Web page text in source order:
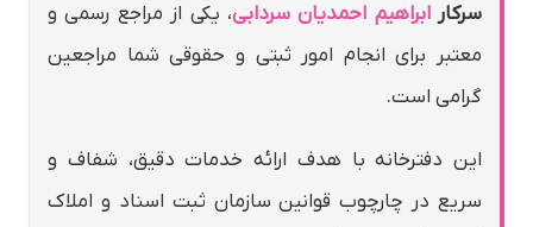
سرکارابراهيم احمديان سردابي، یکی از مراجع رسمی و
معتبر برای انجام امور ثبتی و حقوقی شما مراجعین
گرامی است.
این دفترخانه با هدف ارائه خدمات دقیق، شفاف و
سریع در چارچوب قوانین سازمان ثبت اسناد و املاک